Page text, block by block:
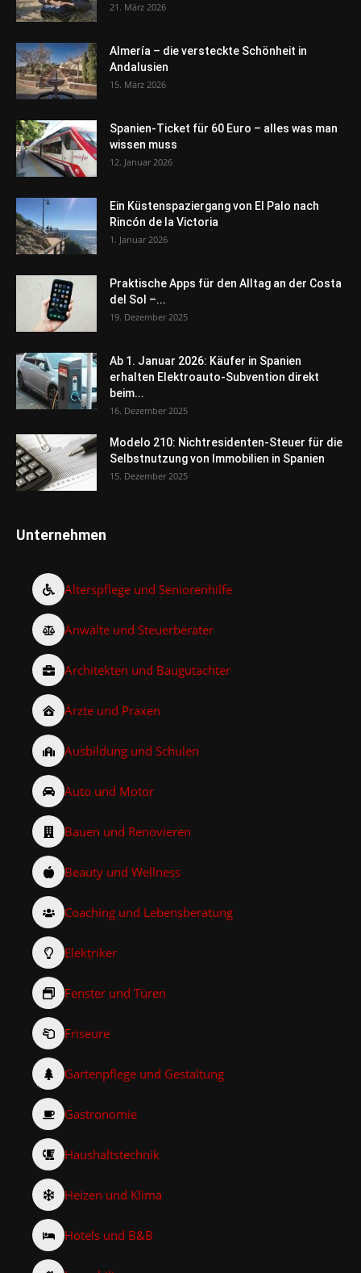
21. März 2026
Almería – die versteckte Schönheit in
Andalusien
15. März 2026
Spanien-Ticket für 60 Euro – alles was man
wissen muss
12. Januar 2026
Ein Küstenspaziergang von El Palo nach
Rincón de la Victoria
1. Januar 2026
Praktische Apps für den Alltag an der Costa
del Sol –...
19. Dezember 2025
Ab 1. Januar 2026: Käufer in Spanien
erhalten Elektroauto-Subvention direkt
beim...
16. Dezember 2025
Modelo 210: Nichtresidenten-Steuer für die
Selbstnutzung von Immobilien in Spanien
15. Dezember 2025
Unternehmen
Alterspflege und Seniorenhilfe
Anwälte und Steuerberater
Architekten und Baugutachter
Ärzte und Praxen
Ausbildung und Schulen
Auto und Motor
Bauen und Renovieren
Beauty und Wellness
Coaching und Lebensberatung
Elektriker
Fenster und Türen
Friseure
Gartenpflege und Gestaltung
Gastronomie
Haushaltstechnik
Heizen und Klima
Hotels und B&B